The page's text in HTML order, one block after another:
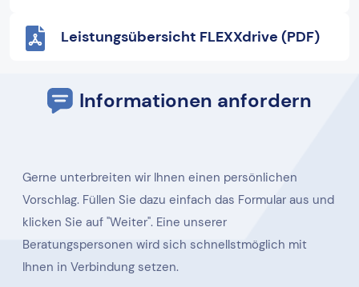
Leistungsübersicht FLEXXdrive (PDF)
Informationen anfordern
Gerne unterbreiten wir Ihnen einen persönlichen
Vorschlag. Füllen Sie dazu einfach das Formular aus und
klicken Sie auf "Weiter". Eine unserer
Beratungspersonen wird sich schnellstmöglich mit
Ihnen in Verbindung setzen.